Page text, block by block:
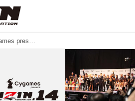
【レポート】Cygames presents RIZIN.14 ファンクラブイベント